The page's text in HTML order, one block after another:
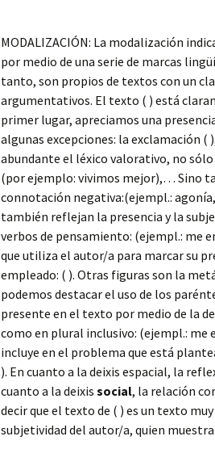
MODALIZACIÓN: La modalización
por medio de una serie de marcas
tanto, son propios de textos con un
argumentativos. El texto ( ) está
primer lugar, apreciamos una
algunas excepciones: la exclamación
abundante el léxico valorativo, no
(por ejemplo: vivimos mejor),… Sino
connotación negativa:(ejempl.:
también reflejan la presencia y la
verbos de pensamiento: (ejempl.: me
que utiliza el autor/a para marcar su
empleado: ( ). Otras figuras son la
podemos destacar el uso de los
presente en el texto por medio de la
como en plural inclusivo: (ejempl.:
incluye en el problema que está
). En cuanto a la deixis espacial, la
cuanto a la deixis social, la relación
decir que el texto de ( ) es un texto
subjetividad del autor/a, quien